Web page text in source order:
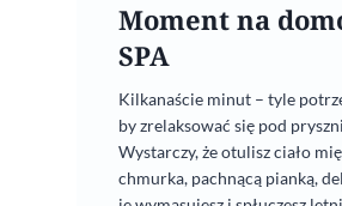
Moment na
SPA
Kilkanaście minut – tyle
by zrelaksować się pod
Wystarczy, że otulisz ciało
chmurka, pachnącą pianką,